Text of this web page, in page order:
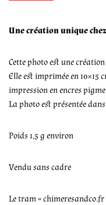
Une création unique
Cette photo est une
Elle est imprimée en 10×15
impression en encres
La photo est présentée
Poids 1,5 g environ
Vendu sans cadre
Le tram «